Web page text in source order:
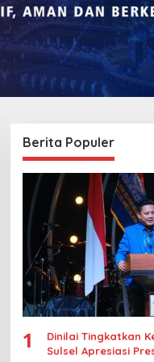
Berita Populer
1
Dinilai Tingkatkan
Sulsel Apresiasi